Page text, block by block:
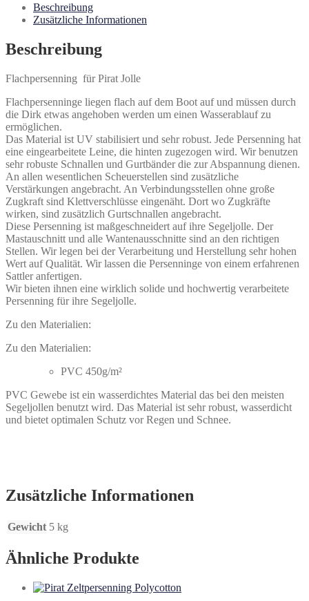
Beschreibung
Zusätzliche Informationen
Beschreibung
Flachpersenning für Pirat Jolle
Flachpersenninge liegen flach auf dem Boot auf und müssen durch
die Dirk etwas angehoben werden um einen Wasserablauf zu
ermöglichen.
Das Material ist UV stabilisiert und sehr robust. Jede Persenning hat
eine eingearbeitete Leine, die hinten zugezogen wird. Wir benutzen
sehr robuste Schnallen und Gurtbänder die zur Abspannung dienen.
An allen wesentlichen Scheuerstellen sind zusätzliche
Verstärkungen angebracht. An Verbindungsstellen ohne große
Zugkraft sind Klettverschlüsse eingenäht. Dort wo Zugkräfte
wirken, sind zusätzlich Gurtschnallen angebracht.
Diese Persenning ist maßgeschneidert auf ihre Segeljolle. Der
Mastauschnitt und alle Wantenausschnitte sind an den richtigen
Stellen. Wir legen bei der Verarbeitung und Herstellung sehr hohen
Wert auf Qualität. Wir lassen die Persenninge von einem erfahrenen
Sattler anfertigen.
Wir bieten ihnen eine wirklich solide und hochwertig verarbeitete
Persenning für ihre Segeljolle.
Zu den Materialien:
Zu den Materialien:
PVC 450g/m²
PVC Gewebe ist ein wasserdichtes Material das bei den meisten
Segeljollen benutzt wird. Das Material ist sehr robust, wasserdicht
und bietet optimalen Schutz vor Regen und Schnee.
Zusätzliche Informationen
Gewicht 5 kg
Ähnliche Produkte